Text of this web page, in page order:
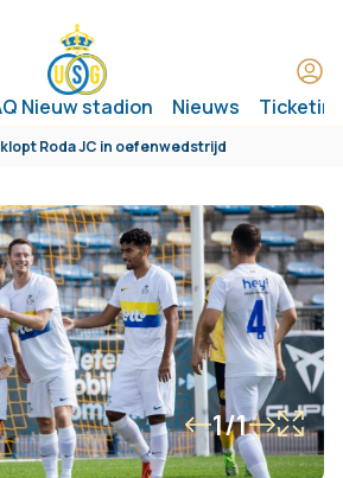
Nieuw stadion Nieuws
Roda JC in oefenwedstrijd
1/1